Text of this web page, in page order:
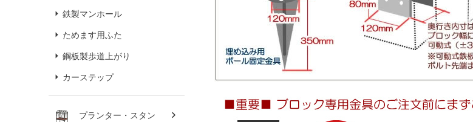
鉄製マンホール
ためます用ふた
鋼板製歩道上がり
カーステップ
プランター・スタン